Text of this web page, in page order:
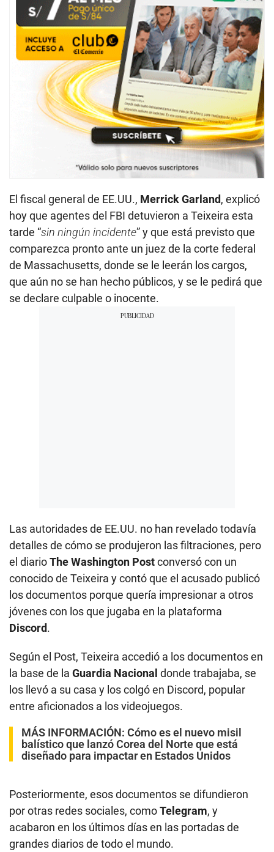
El fiscal general de EE.UU., Merrick Garland, explicó
hoy que agentes del FBI detuvieron a Teixeira esta
tarde “sin ningún incidente” y que está previsto que
comparezca pronto ante un juez de la corte federal
de Massachusetts, donde se le leerán los cargos,
que aún no se han hecho públicos, y se le pedirá que
se declare culpable o inocente.
Las autoridades de EE.UU. no han revelado todavía
detalles de cómo se produjeron las filtraciones, pero
el diarioThe Washington Postconversó con un
conocido de Teixeira y contó que el acusado publicó
los documentos porque quería impresionar a otros
jóvenes con los que jugaba en la plataforma
Discord.
Según el Post, Teixeira accedió a los documentos en
la base de la Guardia Nacional donde trabajaba, se
los llevó a su casa y los colgó en Discord, popular
entre aficionados a los videojuegos.
MÁS INFORMACIÓN: Cómo es el nuevo misil
balístico que lanzó Corea del Norte que está
diseñado para impactar en Estados Unidos
Posteriormente, esos documentos se difundieron
por otras redes sociales, comoTelegram, y
acabaron en los últimos días en las portadas de
grandes diarios de todo el mundo.